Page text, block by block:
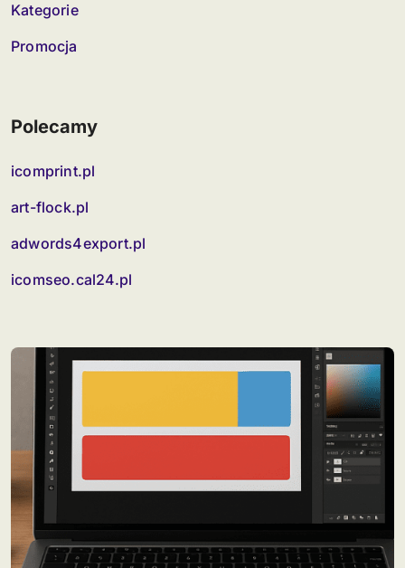
Kategorie
Promocja
Polecamy
icomprint.pl
art-flock.pl
adwords4export.pl
icomseo.cal24.pl